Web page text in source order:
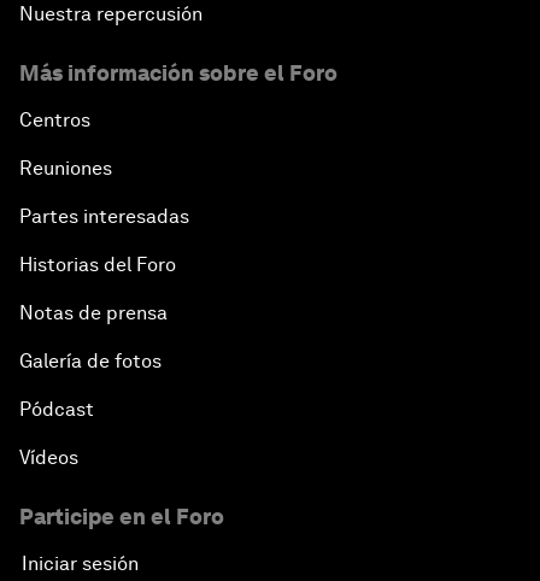
Nuestra repercusión
Más información sobre el Foro
Centros
Reuniones
Partes interesadas
Historias del Foro
Notas de prensa
Galería de fotos
Pódcast
Vídeos
Participe en el Foro
Iniciar sesión